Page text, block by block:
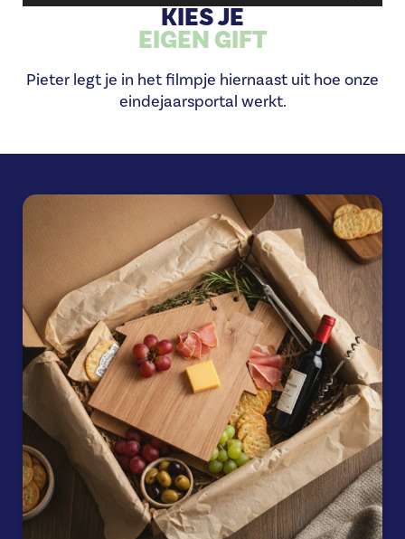
KIES JE
EIGEN GIFT
Pieter legt je in het filmpje hiernaast uit hoe onze
eindejaarsportal werkt.